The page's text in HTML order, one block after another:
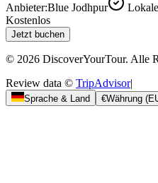
Anbieter:Blue Jodhpur
Kostenlos
Jetzt buchen
© 2026 DiscoverYourTour. Alle
Review data © TripAdvisor|
Sprache & Land €Währung (